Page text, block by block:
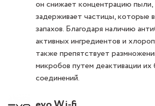
он снижает концентрацию пыли,
задерживает частицы, которые
запахов. Благодаря наличию
активных ингредиентов и
также препятствует
микробов путем деактивации их
соединений.